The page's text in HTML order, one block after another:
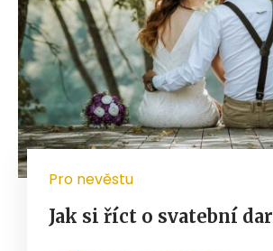
Pro nevěstu
Jak si říct o svatební dar